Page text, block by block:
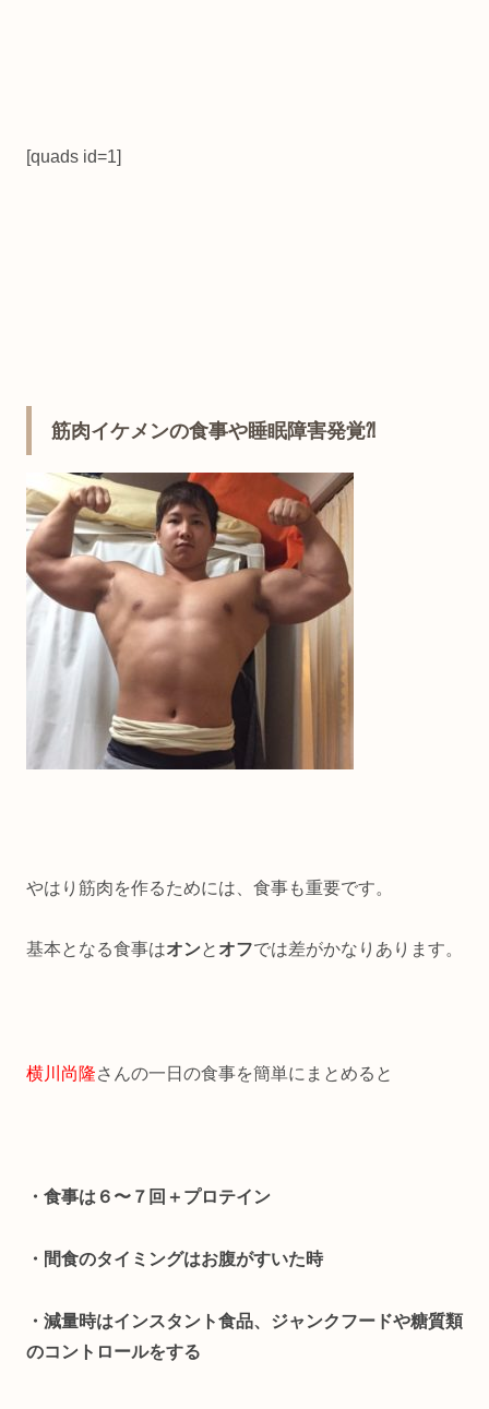
[quads id=1]
筋肉イケメンの食事や睡眠障害発覚⁈
やはり筋肉を作るためには、食事も重要です。
基本となる食事はオンと オフでは差がかなりあります。
横川尚隆さんの一日の食事を簡単にまとめると
・食事は６〜７回＋プロテイン
・間食のタイミングはお腹がすいた時
・減量時はインスタント食品、ジャンクフードや糖質類
のコントロールをする